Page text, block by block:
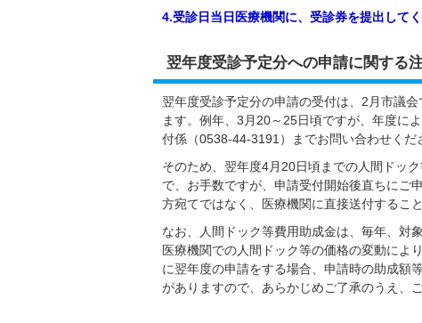
4.受診日当日医療機関に、受診券を提出してく
翌年度受診予定分への申請に関する
翌年度受診予定分の申請の受付は、2月市議
ます。例年、3月20～25日頃ですが、年度に
付係（0538-44-3191）までお問い合わせくだ
そのため、翌年度4月20日頃までの人間ドッ
で、お手数ですが、申請受付開始後直ちにご
方宛てではなく、医療機関に直接送付するこ
なお、人間ドック等費用助成金は、毎年、対
医療機関での人間ドック等の価格の変動によ
に翌年度の申請をする場合、申請時の助成額
がありますので、あらかじめご了承のうえ、